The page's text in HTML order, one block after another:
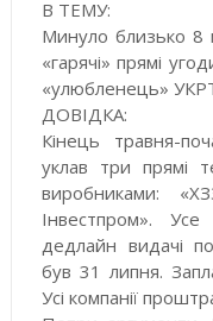
В ТЕМУ:
Минуло близько 8
«гарячі» прямі
«улюбленець»
ДОВІДКА:
Кінець травня-
уклав три прямі
виробниками:
Інвестпром».
дедлайн видачі
був 31 липня.
Усі компанії